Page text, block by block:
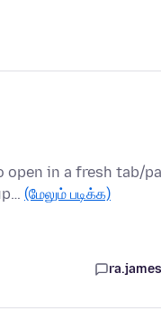
in a fresh tab/
(மேலும் படிக்க)